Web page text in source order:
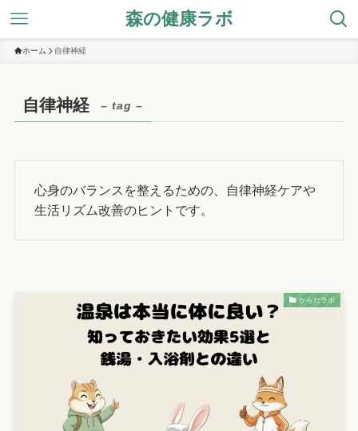
森の健康ラボ
ホーム 自律神経
自律神経 – tag –
心身のバランスを整えるための、自律神経ケアや
生活リズム改善のヒントです。
からだラボ